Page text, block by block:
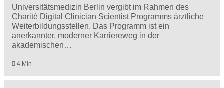
Universitätsmedizin Berlin vergibt im Rahmen des
Charité Digital Clinician Scientist Programms ärztliche
Weiterbildungsstellen. Das Programm ist ein
anerkannter, moderner Karriereweg in der
akademischen…
4 Min